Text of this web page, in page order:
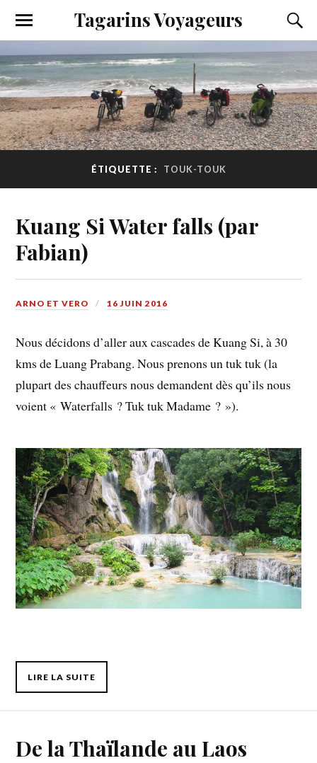
Tagarins Voyageurs
ÉTIQUETTE : TOUK-TOUK
Kuang Si Water falls (par
Fabian)
ARNO ET VERO 16 JUIN 2016
Nous décidons d’aller aux cascades de Kuang Si, à 30
kms de Luang Prabang. Nous prenons un tuk tuk (la
plupart des chauffeurs nous demandent dès qu’ils nous
voient « Waterfalls ? Tuk tuk Madame ? »).
LIRE LA SUITE
De la Thaïlande au Laos